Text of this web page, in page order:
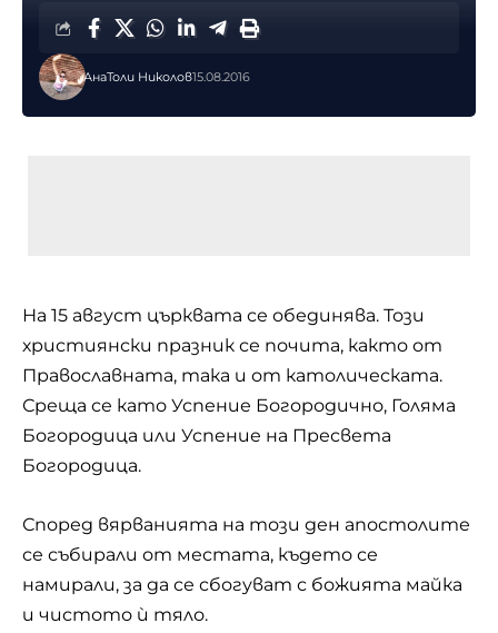
АнаТоли Николов15.08.2016
На 15 август църквата се обединява. Този
християнски празник се почита, както от
Православната, така и от католическата.
Среща се като Успение Богородично, Голяма
Богородица или Успение на Пресвета
Богородица.
Според вярванията на този ден апостолите
се събирали от местата, където се
намирали, за да се сбогуват с божията майка
и чистото ѝ тяло.